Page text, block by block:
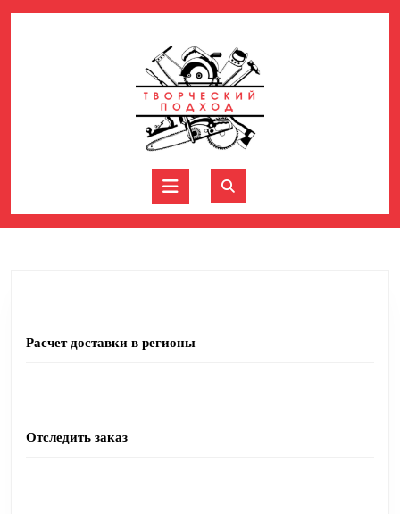
Кнопка
Открыть
Расчет доставки в регионы
Отследить заказ